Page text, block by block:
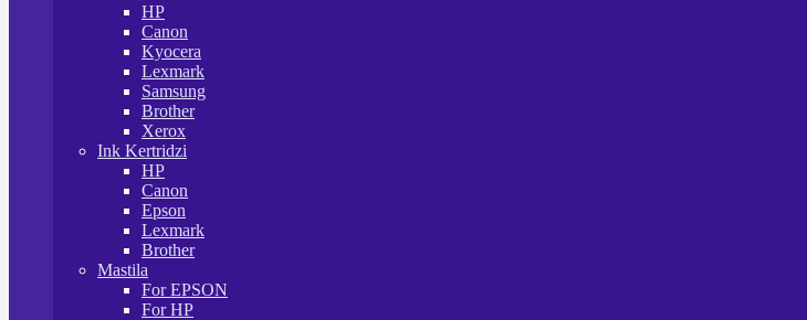
HP
Canon
Kyocera
Lexmark
Samsung
Brother
Xerox
Ink Kertridzi
HP
Canon
Epson
Lexmark
Brother
Mastila
For EPSON
For HP